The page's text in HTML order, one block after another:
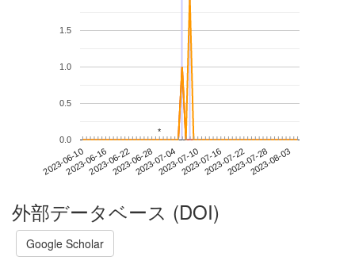
2023-06-102023-06-162023-06-222023-06-282023-07-042023-07-102023-07-162023-07-222023-07-282023-08-03
0.0
0.5
1.0
1.5
**
外部データベース (DOI)
Google Scholar